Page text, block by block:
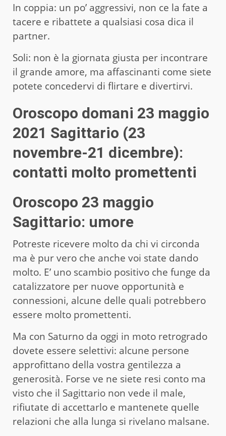
In coppia: un po’ aggressivi, non ce la fate a
tacere e ribattete a qualsiasi cosa dica il
partner.
Soli: non è la giornata giusta per incontrare
il grande amore, ma affascinanti come siete
potete concedervi di flirtare e divertirvi.
Oroscopo domani 23 maggio
2021 Sagittario (23
novembre-21 dicembre):
contatti molto promettenti
Oroscopo 23 maggio
Sagittario: umore
Potreste ricevere molto da chi vi circonda
ma è pur vero che anche voi state dando
molto. E’ uno scambio positivo che funge da
catalizzatore per nuove opportunità e
connessioni, alcune delle quali potrebbero
essere molto promettenti.
Ma con Saturno da oggi in moto retrogrado
dovete essere selettivi: alcune persone
approfittano della vostra gentilezza a
generosità. Forse ve ne siete resi conto ma
visto che il Sagittario non vede il male,
rifiutate di accettarlo e mantenete quelle
relazioni che alla lunga si rivelano malsane.